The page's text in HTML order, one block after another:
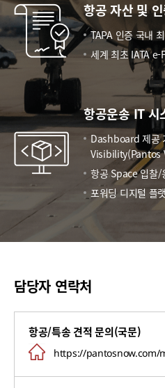
항공 자산 및
TAPA 인증 국내
세계 최초 IATA
항공운송 IT 시
Dashboard 제공
Visibility(Pantos
항공 Space 입찰/
포워딩 디지털 플
담당자 연락처
항공/특송 견적 문의(국문)
https://pantosnow.com/